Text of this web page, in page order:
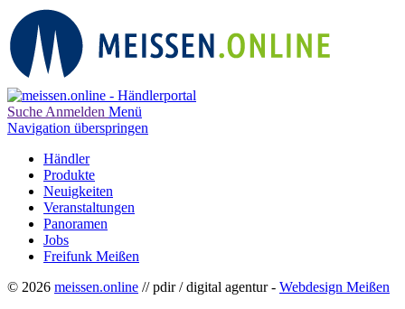
Suche Anmelden Menü
Navigation überspringen
Händler
Produkte
Neuigkeiten
Veranstaltungen
Panoramen
Jobs
Freifunk Meißen
© 2026 meissen.online // pdir / digital agentur - Webdesign Meißen